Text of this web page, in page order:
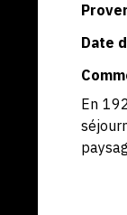
Date
En